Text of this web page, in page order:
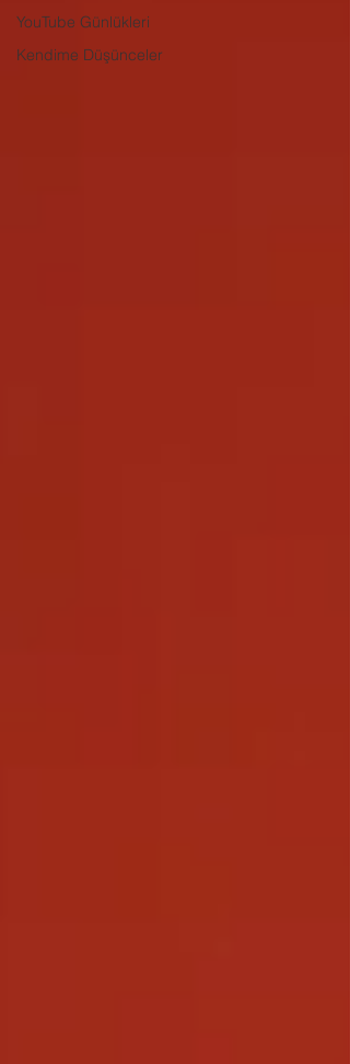
YouTube Günlükleri
Kendime Düşünceler